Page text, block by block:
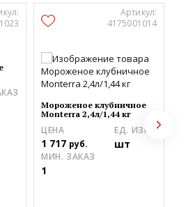
Артикул:
4175001014
Мороженое клубничное
Monterra 2,4л/1,44 кг
ЦЕНА
1 717 руб.
ЕД. ИЗМ.
шт
МИН. ЗАКАЗ
1